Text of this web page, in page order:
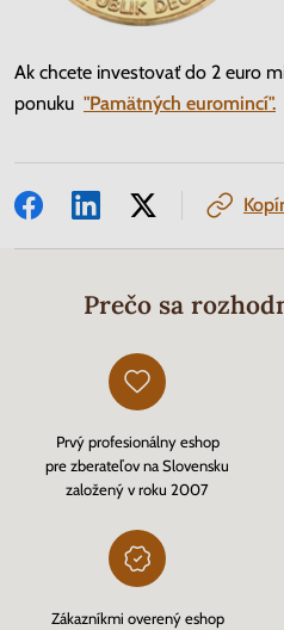
Ak chcete investovať do 2 euro
ponuku "Pamätných euromincí".
Prečo sa
Prvý profesionálny eshop
pre zberateľov na Slovensku
založený v roku 2007
Zákazníkmi overený eshop